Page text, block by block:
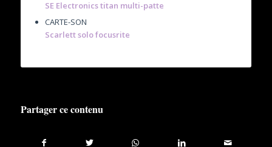
SE Electronics titan multi-patte
CARTE-SON
Scarlett solo focusrite
Partager ce contenu